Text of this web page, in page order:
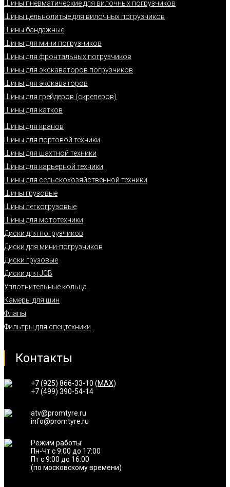
Шины пневматические для вилочных погрузчиков
Шины цельнолитые для вилочных погрузчиков
Шины бандажные
Шины для мини погрузчиков
Шины для фронтальных погрузчиков
Шины для экскаваторов погрузчиков
Шины для экскаваторов
Шины для грейдеров (скреперов)
Шины для катков
Шины для кранов
Шины для портовой техники
Шины для шахтной техники
Шины для карьерной техники
Шины для сельскохозяйственной техники
Шины грузовые
Шины легкогрузовые
Шины для мототехники
Диски для погрузчиков
Диски для мини-погрузчиков
Диски грузовые
Диски для JCB
Уплотнительные кольца
Камеры для шин
Флапы
Фильтры для спецтехники
Контакты
+7 (925) 866-33-10 (MAX)
+7 (499) 390-54-14
atv@promtyre.ru
info@promtyre.ru
Режим работы:
Пн-Чт с 9:00 до 17:00
Пт с 9:00 до 16:00
(по московскому времени)